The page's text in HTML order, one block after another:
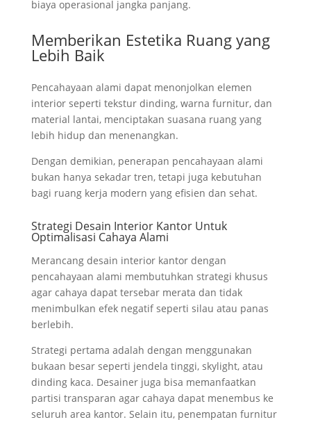
biaya operasional jangka panjang.
Memberikan Estetika Ruang yang
Lebih Baik
Pencahayaan alami dapat menonjolkan elemen
interior seperti tekstur dinding, warna furnitur, dan
material lantai, menciptakan suasana ruang yang
lebih hidup dan menenangkan.
Dengan demikian, penerapan pencahayaan alami
bukan hanya sekadar tren, tetapi juga kebutuhan
bagi ruang kerja modern yang efisien dan sehat.
Strategi Desain Interior Kantor Untuk
Optimalisasi Cahaya Alami
Merancang desain interior kantor dengan
pencahayaan alami membutuhkan strategi khusus
agar cahaya dapat tersebar merata dan tidak
menimbulkan efek negatif seperti silau atau panas
berlebih.
Strategi pertama adalah dengan menggunakan
bukaan besar seperti jendela tinggi, skylight, atau
dinding kaca. Desainer juga bisa memanfaatkan
partisi transparan agar cahaya dapat menembus ke
seluruh area kantor. Selain itu, penempatan furnitur